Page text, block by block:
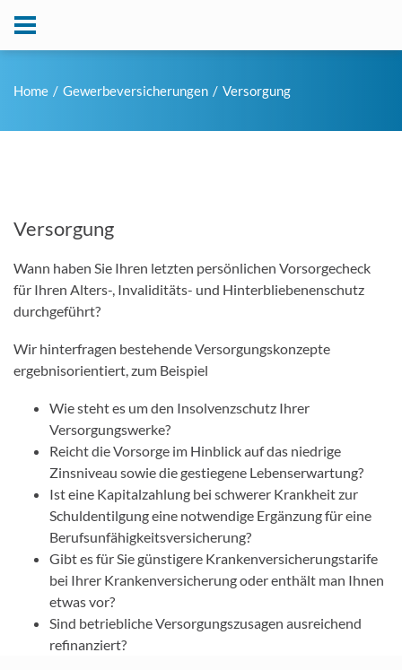
Home Gewerbeversicherungen Versorgung
Versorgung
Wann haben Sie Ihren letzten persönlichen Vorsorgecheck
für Ihren Alters-, Invaliditäts- und Hinterbliebenenschutz
durchgeführt?
Wir hinterfragen bestehende Versorgungskonzepte
ergebnisorientiert, zum Beispiel
Wie steht es um den Insolvenzschutz Ihrer
Versorgungswerke?
Reicht die Vorsorge im Hinblick auf das niedrige
Zinsniveau sowie die gestiegene Lebenserwartung?
Ist eine Kapitalzahlung bei schwerer Krankheit zur
Schuldentilgung eine notwendige Ergänzung für eine
Berufsunfähigkeitsversicherung?
Gibt es für Sie günstigere Krankenversicherungstarife
bei Ihrer Krankenversicherung oder enthält man Ihnen
etwas vor?
Sind betriebliche Versorgungszusagen ausreichend
refinanziert?